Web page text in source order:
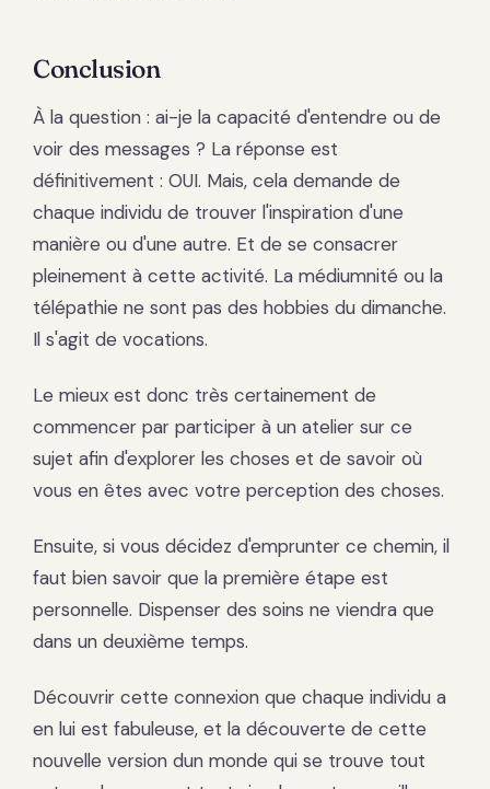
Conclusion
À la question : ai-je la capacité d'entendre ou de
voir des messages ? La réponse est
définitivement : OUI. Mais, cela demande de
chaque individu de trouver l'inspiration d'une
manière ou d'une autre. Et de se consacrer
pleinement à cette activité. La médiumnité ou la
télépathie ne sont pas des hobbies du dimanche.
Il s'agit de vocations.
Le mieux est donc très certainement de
commencer par participer à un atelier sur ce
sujet afin d'explorer les choses et de savoir où
vous en êtes avec votre perception des choses.
Ensuite, si vous décidez d'emprunter ce chemin, il
faut bien savoir que la première étape est
personnelle. Dispenser des soins ne viendra que
dans un deuxième temps.
Découvrir cette connexion que chaque individu a
en lui est fabuleuse, et la découverte de cette
nouvelle version dun monde qui se trouve tout